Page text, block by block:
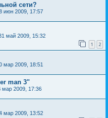
сети?
июн 2009, 17:57
май 2009, 15:32
1 2
мар 2009, 18:51
man 3"
мар 2009, 17:36
мар 2009, 13:52